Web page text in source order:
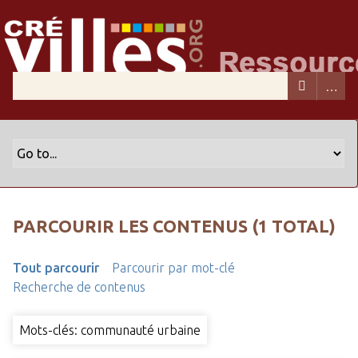
PARCOURIR LES CONTENUS (1 TOTAL)
Tout parcourir
Parcourir par mot-clé
Recherche de contenus
Mots-clés: communauté urbaine